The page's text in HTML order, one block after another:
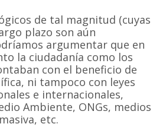
de tal magnitud (cuyas
plazo son aún
argumentar que en
la ciudadanía como los
con el beneficio de
ni tampoco con leyes
e internacionales,
Ambiente, ONGs, medios
etc.